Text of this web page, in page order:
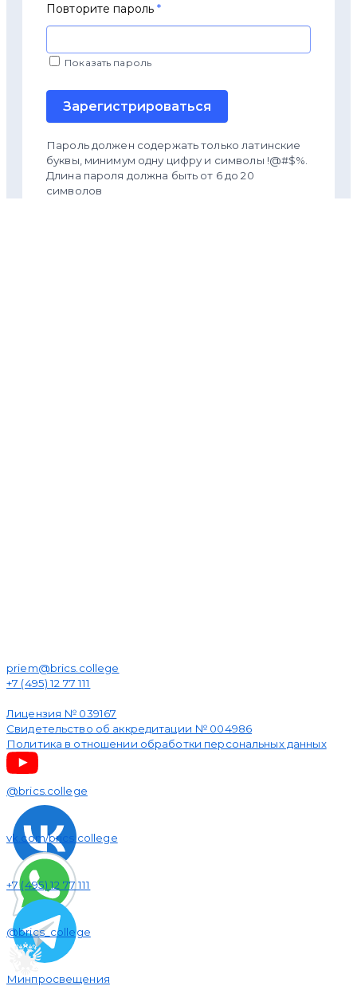
Повторите пароль*
Показать пароль
Зарегистрироваться
Пароль должен содержать только латинские
буквы, минимум одну цифру и символы !@#$%.
Длина пароля должна быть от 6 до 20
символов
priem@brics.college
+7 (495) 12 77 111
Лицензия № 039167
Свидетельство об аккредитации № 004986
Политика в отношении обработки персональных данных
@brics.college
vk.com/brics.college
+7 (495) 12 77 111
@brics_college
Минпросвещения